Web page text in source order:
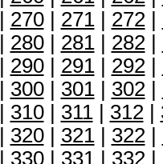
270| 271| 272|
280| 281| 282|
290| 291| 292|
300| 301| 302|
310| 311| 312|
320| 321| 322|
330| 331| 332|